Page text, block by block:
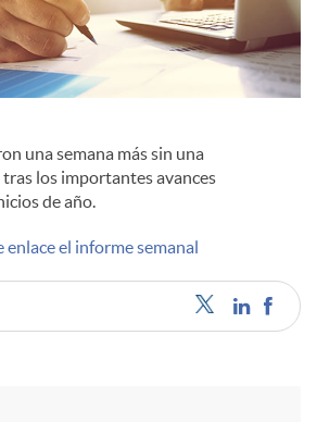
una semana más sin una
los importantes avances
de año.
enlace el informe semanal